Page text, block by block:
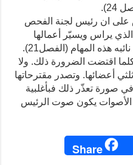
24).
على ان رئيس لجنة الفحص
يراس ويسيّر أعمالها
هذه المهام (الفصل21).
اقتضت الضرورة ذلك. ولا
أعضائها. وتصدر مقترحاتها
صورة تعذّر ذلك فبأغلبية
الأصوات يكون صوت الرئيس
Share